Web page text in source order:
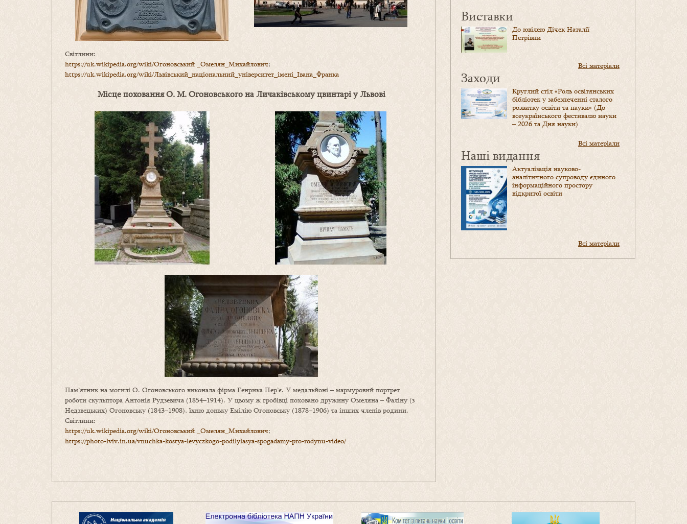
Світлини:
https://uk.wikipedia.org/wiki/Огоновський _Омелян_Михайлович;
https://uk.wikipedia.org/wiki/Львівський_національний_університет_імені_Івана_Франка
Місце поховання О. М. Огоновськогона Личаківському цвинтарі у Львові
Пам’ятник на могилі О. Огоновського виконала фірма Генрика Пер’є. У медальйоні – мармуровий портрет
роботи скульптора Антонія Рудзевича (1854–1914). У цьому ж гробівці поховано дружину Омеляна – Фаліну (з
Недзвецьких) Огоновську (1843–1908), їхню доньку Емілію Огоновську (1878–1906) та інших членів родини.
Світлини:
https://uk.wikipedia.org/wiki/Огоновський _Омелян_Михайлович;
https://photo-lviv.in.ua/vnuchka-kostya-levyczkogo-podilylasya-spogadamy-pro-rodynu-video/
Виставки
До ювілею Дічек Наталії
Петрівни
Всі матеріали
Заходи
Круглий стіл «Роль освітянських
бібліотек у забезпеченні сталого
розвитку освіти та науки» (До
всеукраїнського фестивалю науки
– 2026 та Дня науки)
Всі матеріали
Наші видання
Актуалізація науково-
аналітичного супроводу єдиного
інформаційного простору
відкритої освіти
Всі матеріали